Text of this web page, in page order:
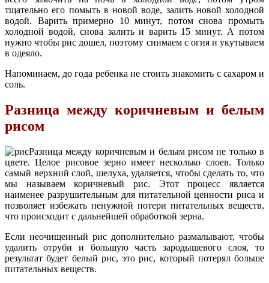
тщательно его помыть в новой воде, залить новой холодной
водой. Варить примерно 10 минут, потом снова промыть
холодной водой, снова залить и варить 15 минут. А потом
нужно чтобы рис дошел, поэтому снимаем с огня и укутываем
в одеяло.
Напоминаем, до года ребенка не стоить знакомить с сахаром и
соль.
Разница между коричневым и белым
рисом
Разница между коричневым и белым рисом не только в
цвете. Целое рисовое зерно имеет несколько слоев. Только
самый верхний слой, шелуха, удаляется, чтобы сделать то, что
мы называем коричневый рис. Этот процесс является
наименее разрушительным для питательной ценности риса и
позволяет избежать ненужной потери питательных веществ,
что происходит с дальнейшей обработкой зерна.
Если неочищенный рис дополнительно размалывают, чтобы
удалить отруби и большую часть зародышевого слоя, то
результат будет белый рис, это рис, который потерял больше
питательных веществ.